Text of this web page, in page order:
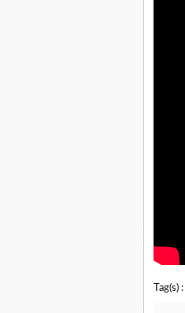
Tag(s) :